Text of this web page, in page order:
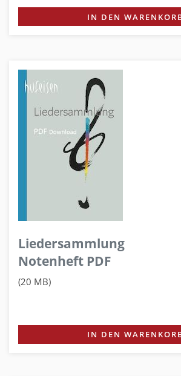
IN DEN
Liedersammlung
Notenheft PDF
(20 MB)
IN DEN